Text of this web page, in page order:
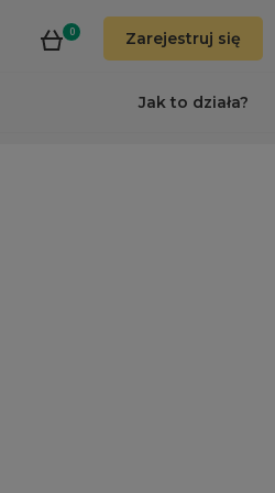
0 Zarejestruj się
Jak to działa?